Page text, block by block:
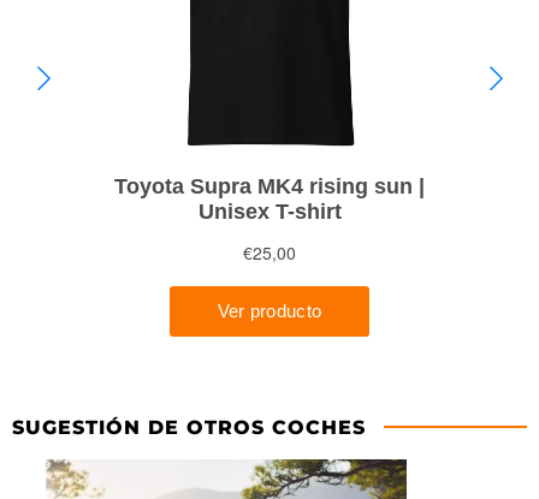
SUGESTIÓN DE OTROS COCHES